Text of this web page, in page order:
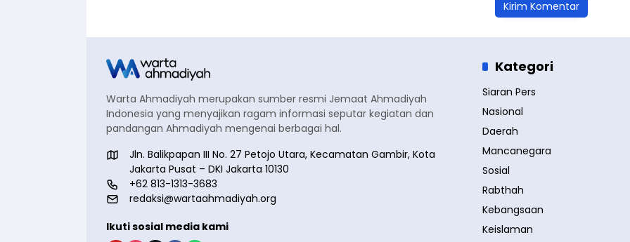
Warta Ahmadiyah merupakan sumber resmi Jemaat Ahmadiyah
Indonesia yang menyajikan ragam informasi seputar kegiatan dan
pandangan Ahmadiyah mengenai berbagai hal.
Jln. Balikpapan III No. 27 Petojo Utara, Kecamatan Gambir, Kota
Jakarta Pusat – DKI Jakarta 10130
+62 813-1313-3683
redaksi@wartaahmadiyah.org
Ikuti sosial media kami
Kategori
Siaran Pers
Nasional
Daerah
Mancanegara
Sosial
Rabthah
Kebangsaan
Keislaman